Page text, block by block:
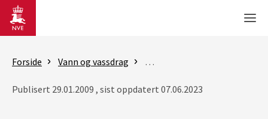
Gå til hovedinnhold
Forside Vann og vassdrag Vassdragsforvaltning
Publisert 29.01.2009 , sist oppdatert 07.06.2023